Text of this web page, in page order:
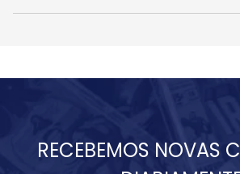
RECEBEMOS NOVAS